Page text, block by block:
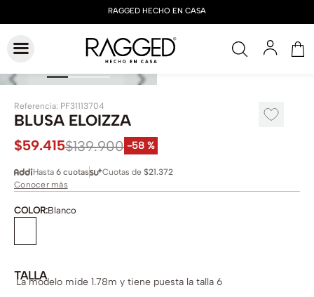
Referencia: PF31113704
BLUSA ELOIZZA
$59.415$139.900 -58 %
Hasta 6 cuotas Cuotas de $21.372
Conocer más
COLOR:Blanco
TALLA
La modelo mide 1.78m y tiene puesta la talla 6